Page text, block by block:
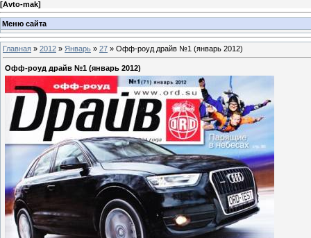
[Avto-mak]
Меню сайта
Главная » 2012 » Январь » 27 » Офф-роуд драйв №1 (январь 2012)
Офф-роуд драйв №1 (январь 2012)